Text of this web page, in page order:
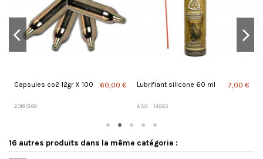
Capsules co2 12gr X 100
2318/200
60,00 € Lubrifiant silicone 60 ml
ASG 14265
7,00 €
16 autres produits dans la même catégorie :